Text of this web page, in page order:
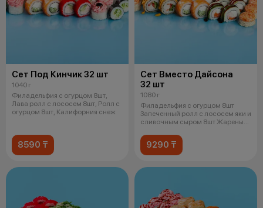
Сет Под Кинчик 32 шт
1040 г
Филадельфия с огурцом 8шт,
Лава ролл с лососем 8шт, Ролл с
огурцом 8шт, Калифорния снеж
8590 ₸
Сет Вместо Дайсона
32 шт
1080 г
Филадельфия с огурцом 8шт
Запеченный ролл с лососем яки и
сливочным сыром 8шт Жареный
9290 ₸